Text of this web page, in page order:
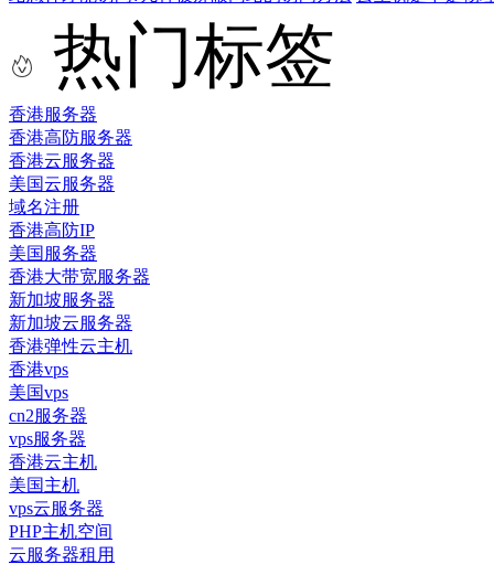
热门标签
香港服务器
香港高防服务器
香港云服务器
美国云服务器
域名注册
香港高防IP
美国服务器
香港大带宽服务器
新加坡服务器
新加坡云服务器
香港弹性云主机
香港vps
美国vps
cn2服务器
vps服务器
香港云主机
美国主机
vps云服务器
PHP主机空间
云服务器租用